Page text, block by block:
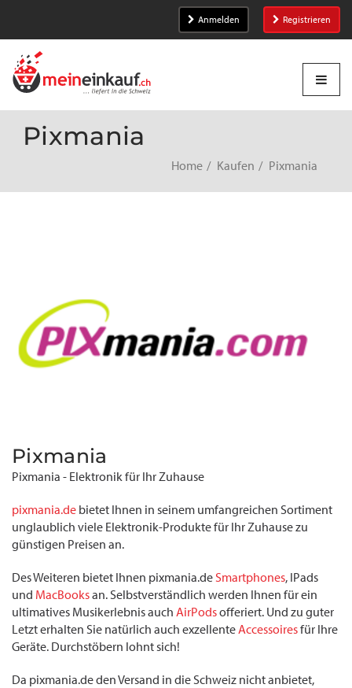
Anmelden Registrieren
Pixmania
Home Kaufen Pixmania
Pixmania
Pixmania - Elektronik für Ihr Zuhause
pixmania.de bietet Ihnen in seinem umfangreichen Sortiment
unglaublich viele Elektronik-Produkte für Ihr Zuhause zu
günstigen Preisen an.
Des Weiteren bietet Ihnen pixmania.deSmartphones, IPads
und MacBooksan. Selbstverständlich werden Ihnen für ein
ultimatives Musikerlebnis auch AirPodsofferiert. Und zu guter
Letzt erhalten Sie natürlich auch exzellenteAccessoiresfür Ihre
Geräte. Durchstöbern lohnt sich!
Da pixmania.de den Versand in die Schweiz nicht anbietet,